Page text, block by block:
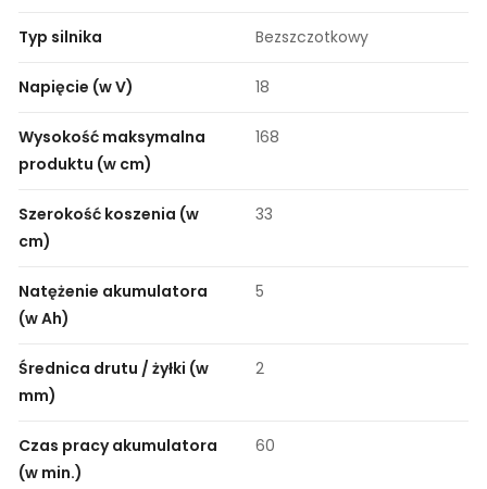
Typ silnika Bezszczotkowy
Napięcie (w V) 18
Wysokość maksymalna
produktu (w cm)
168
Szerokość koszenia (w
cm)
33
Natężenie akumulatora
(w Ah)
5
Średnica drutu / żyłki (w
mm)
2
Czas pracy akumulatora
(w min.)
60